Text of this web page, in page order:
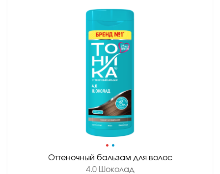
• •
Оттеночный бальзам для волос
4.0 Шоколад